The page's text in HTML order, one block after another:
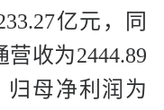
亿元，同
营收为2444.89
归母净利润为